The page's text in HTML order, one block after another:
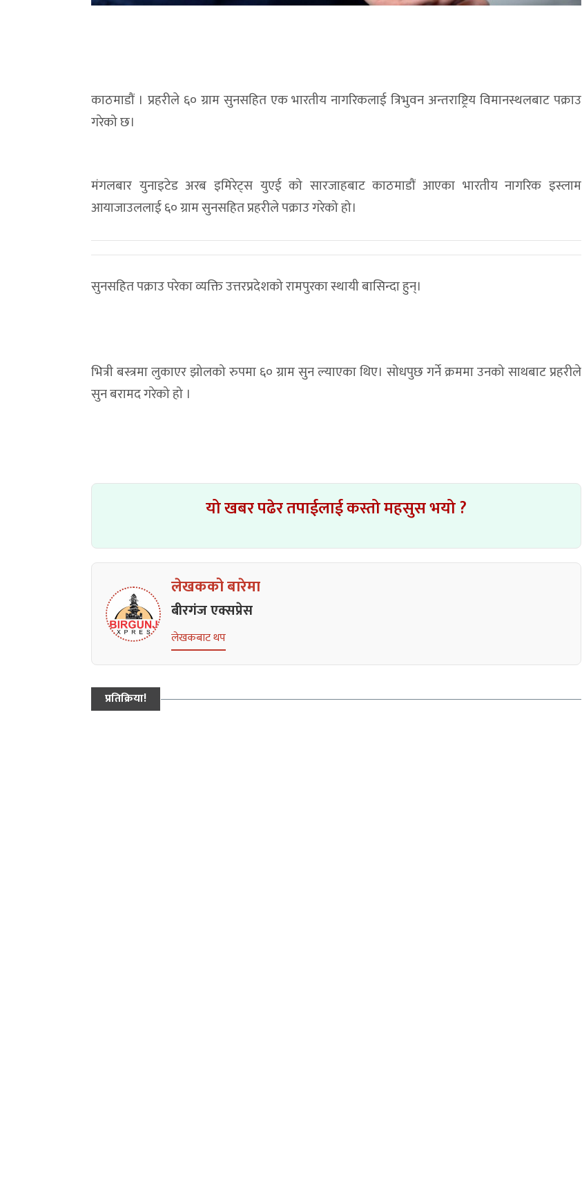
काठमाडौं । प्रहरीले ६० ग्राम सुनसहित एक भारतीय नागरिकलाई त्रिभुवन अन्तराष्ट्रिय विमानस्थलबाट पक्राउ
गरेको छ।
मंगलबार युनाइटेड अरब इमिरेट्स युएई को सारजाहबाट काठमाडौं आएका भारतीय नागरिक इस्लाम
आयाजाउललाई ६० ग्राम सुनसहित प्रहरीले पक्राउ गरेको हो।
सुनसहित पक्राउ परेका व्यक्ति उत्तरप्रदेशको रामपुरका स्थायी बासिन्दा हुन्।
भित्री बस्त्रमा लुकाएर झोलको रुपमा ६० ग्राम सुन ल्याएका थिए। सोधपुछ गर्ने क्रममा उनको साथबाट प्रहरीले
सुन बरामद गरेको हो ।
यो खबर पढेर तपाईलाई कस्तो महसुस भयो ?
लेखकको बारेमा
बीरगंज एक्सप्रेस
लेखकबाट थप
प्रतिक्रिया!